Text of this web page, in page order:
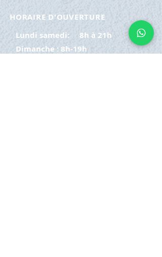
HORAIRE D'OUVERTURE
Lundi samedi:
8h à 21h
Dimanche : 8h-19h